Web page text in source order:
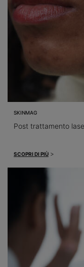
SKINMAG
Post trattamento
SCOPRI DI PIÙ >